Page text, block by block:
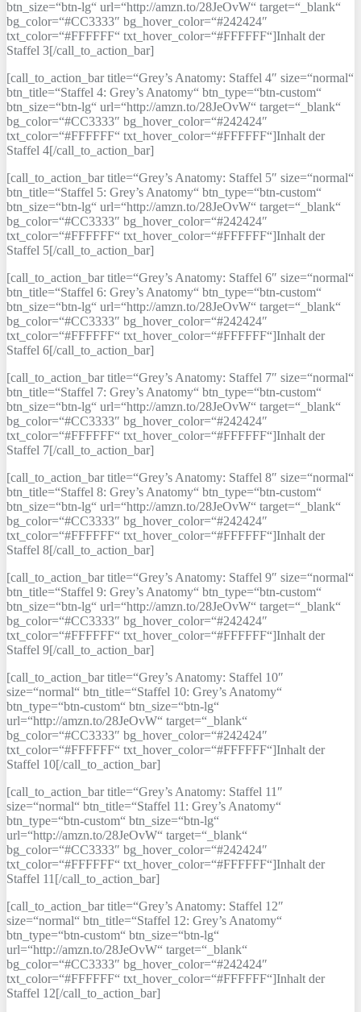
btn_size=“btn-lg“ url=“http://amzn.to/28JeOvW“ target=“_blank“
bg_color=“#CC3333″ bg_hover_color=“#242424″
txt_color=“#FFFFFF“ txt_hover_color=“#FFFFFF“]Inhalt der
Staffel 3[/call_to_action_bar]
[call_to_action_bar title=“Grey’s Anatomy: Staffel 4″ size=“normal“
btn_title=“Staffel 4: Grey’s Anatomy“ btn_type=“btn-custom“
btn_size=“btn-lg“ url=“http://amzn.to/28JeOvW“ target=“_blank“
bg_color=“#CC3333″ bg_hover_color=“#242424″
txt_color=“#FFFFFF“ txt_hover_color=“#FFFFFF“]Inhalt der
Staffel 4[/call_to_action_bar]
[call_to_action_bar title=“Grey’s Anatomy: Staffel 5″ size=“normal“
btn_title=“Staffel 5: Grey’s Anatomy“ btn_type=“btn-custom“
btn_size=“btn-lg“ url=“http://amzn.to/28JeOvW“ target=“_blank“
bg_color=“#CC3333″ bg_hover_color=“#242424″
txt_color=“#FFFFFF“ txt_hover_color=“#FFFFFF“]Inhalt der
Staffel 5[/call_to_action_bar]
[call_to_action_bar title=“Grey’s Anatomy: Staffel 6″ size=“normal“
btn_title=“Staffel 6: Grey’s Anatomy“ btn_type=“btn-custom“
btn_size=“btn-lg“ url=“http://amzn.to/28JeOvW“ target=“_blank“
bg_color=“#CC3333″ bg_hover_color=“#242424″
txt_color=“#FFFFFF“ txt_hover_color=“#FFFFFF“]Inhalt der
Staffel 6[/call_to_action_bar]
[call_to_action_bar title=“Grey’s Anatomy: Staffel 7″ size=“normal“
btn_title=“Staffel 7: Grey’s Anatomy“ btn_type=“btn-custom“
btn_size=“btn-lg“ url=“http://amzn.to/28JeOvW“ target=“_blank“
bg_color=“#CC3333″ bg_hover_color=“#242424″
txt_color=“#FFFFFF“ txt_hover_color=“#FFFFFF“]Inhalt der
Staffel 7[/call_to_action_bar]
[call_to_action_bar title=“Grey’s Anatomy: Staffel 8″ size=“normal“
btn_title=“Staffel 8: Grey’s Anatomy“ btn_type=“btn-custom“
btn_size=“btn-lg“ url=“http://amzn.to/28JeOvW“ target=“_blank“
bg_color=“#CC3333″ bg_hover_color=“#242424″
txt_color=“#FFFFFF“ txt_hover_color=“#FFFFFF“]Inhalt der
Staffel 8[/call_to_action_bar]
[call_to_action_bar title=“Grey’s Anatomy: Staffel 9″ size=“normal“
btn_title=“Staffel 9: Grey’s Anatomy“ btn_type=“btn-custom“
btn_size=“btn-lg“ url=“http://amzn.to/28JeOvW“ target=“_blank“
bg_color=“#CC3333″ bg_hover_color=“#242424″
txt_color=“#FFFFFF“ txt_hover_color=“#FFFFFF“]Inhalt der
Staffel 9[/call_to_action_bar]
[call_to_action_bar title=“Grey’s Anatomy: Staffel 10″
size=“normal“ btn_title=“Staffel 10: Grey’s Anatomy“
btn_type=“btn-custom“ btn_size=“btn-lg“
url=“http://amzn.to/28JeOvW“ target=“_blank“
bg_color=“#CC3333″ bg_hover_color=“#242424″
txt_color=“#FFFFFF“ txt_hover_color=“#FFFFFF“]Inhalt der
Staffel 10[/call_to_action_bar]
[call_to_action_bar title=“Grey’s Anatomy: Staffel 11″
size=“normal“ btn_title=“Staffel 11: Grey’s Anatomy“
btn_type=“btn-custom“ btn_size=“btn-lg“
url=“http://amzn.to/28JeOvW“ target=“_blank“
bg_color=“#CC3333″ bg_hover_color=“#242424″
txt_color=“#FFFFFF“ txt_hover_color=“#FFFFFF“]Inhalt der
Staffel 11[/call_to_action_bar]
[call_to_action_bar title=“Grey’s Anatomy: Staffel 12″
size=“normal“ btn_title=“Staffel 12: Grey’s Anatomy“
btn_type=“btn-custom“ btn_size=“btn-lg“
url=“http://amzn.to/28JeOvW“ target=“_blank“
bg_color=“#CC3333″ bg_hover_color=“#242424″
txt_color=“#FFFFFF“ txt_hover_color=“#FFFFFF“]Inhalt der
Staffel 12[/call_to_action_bar]